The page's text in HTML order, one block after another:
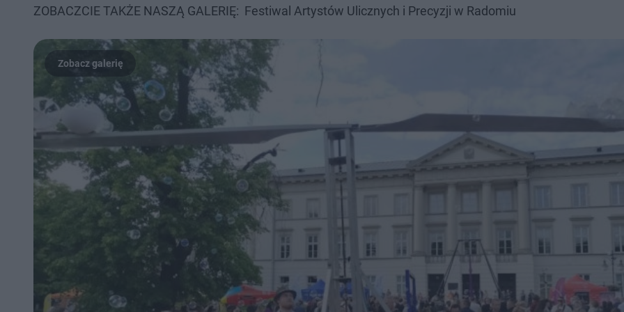
ZOBACZCIE TAKŻE NASZĄ GALERIĘ: Festiwal Artystów Ulicznych i Precyzji w Radomiu